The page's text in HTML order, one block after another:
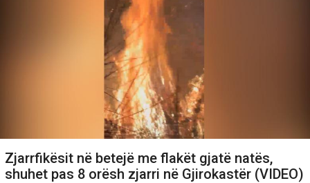
Zjarrfikësit në betejë me flakët gjatë natës,
shuhet pas 8 orësh zjarri në Gjirokastër (VIDEO)